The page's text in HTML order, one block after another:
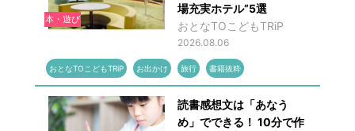
本・遊び
場充実ホテル”5選
おとなTOこどもTRiP
2026.08.06
おとなTOこどもTRiP お出かけ 旅行 書籍抜粋
読書感想文は「あなう
め」でできる！ 10分で作